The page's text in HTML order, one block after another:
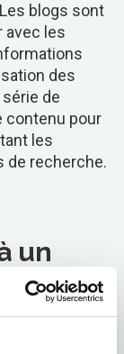
blogs sont
avec les
des
de
contenu pour
les
de recherche.
un
?